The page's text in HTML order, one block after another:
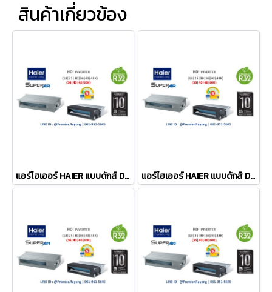
สินค้าเกี่ยวข้อง
แอร์ไฮเออร์ HAIER แบบดักส์ DUCT TYPE รุ่น HDI-60ATR32 DUCT Inverter ขนาด 60,300BTU#5 380V รีโมทมีสาย เฉพาะเครื่อง R-32 แอร์ไฮเออร์ HAIER แบบดักส์ DUCT TYPE รุ่น HDI-40ATR32 DUCT Inverter ขนาด 40,943BTU#5 380V รีโมทมีสาย เฉพาะเครื่อง R-32